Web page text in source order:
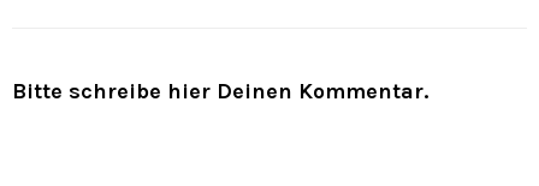
Bitte schreibe hier Deinen Kommentar.